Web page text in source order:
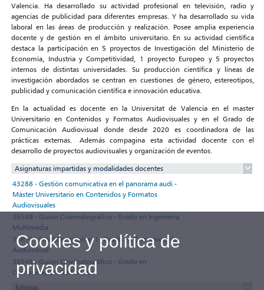
Valencia. Ha desarrollado su actividad profesional en televisión, radio y
agencias de publicidad para diferentes empresas. Y ha desarrollado su vida
laboral en las áreas de producción y realización. Posee amplia experiencia
docente y de gestión en el ámbito universitario. En su actividad científica
destaca la participación en 5 proyectos de Investigación del Ministerio de
Economía, Industria y Competitividad, 1 proyecto Europeo y 5 proyectos
internos de distintas universidades. Su producción científica y líneas de
investigación abordados se centran en cuestiones de género, estereotipos,
publicidad y comunicación científica e innovación educativa.
En la actualidad es docente en la Universitat de Valencia en el master
Universitario en Contenidos y Formatos Audiovisuales y en el Grado de
Comunicación Audiovisual donde desde 2020 es coordinadora de las
prácticas externas. Además compagina esta actividad docente con el
desarrollo de proyectos audiovisuales y organización de eventos.
Asignaturas impartidas y modalidades docentes
43288 - Gestión comunicativa en el panorama audi -
Máster Universitario en Contenidos y Formatos
Audiovisuales
36548 - Guion Cinematográfico - Grado en Ingeniería
Multimedia
36610 - Prácticas externas I - Grado en Comunicación
Audiovisual
36548 - Guion Cinematográfico - Grado en
Comunicación Audiovisual
Tutorías
Cookies y política de
privacidad